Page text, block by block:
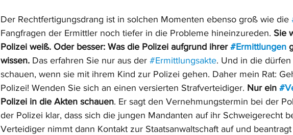
Der Rechtfertigungsdrang ist in solchen Momenten ebenso groß wie die
Fangfragen der Ermittler noch tiefer in die Probleme hineinzureden. Sie
Polizei weiß. Oder besser: Was die Polizei aufgrund ihrer #Ermittlungen
wissen. Das erfahren Sie nur aus der #Ermittlungsakte. Und in die
schauen, wenn sie mit ihrem Kind zur Polizei gehen. Daher mein Rat:
Polizei! Wenden Sie sich an einen versierten Strafverteidiger. Nur ein
Polizei in die Akten schauen. Er sagt den Vernehmungstermin bei der
der Polizei klar, dass sich die jungen Mandanten auf ihr Schweigerecht
Verteidiger nimmt dann Kontakt zur Staatsanwaltschaft auf und